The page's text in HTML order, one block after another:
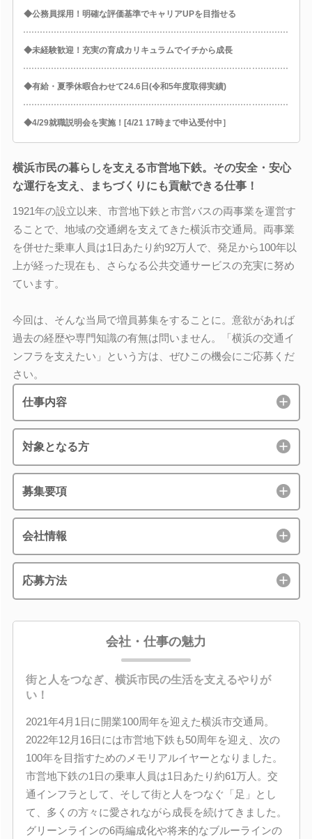
◆公務員採用！明確な評価基準でキャリアUPを目指せる
◆未経験歓迎！充実の育成カリキュラムでイチから成長
◆有給・夏季休暇合わせて24.6日(令和5年度取得実績)
◆4/29就職説明会を実施！[4/21 17時まで申込受付中］
横浜市民の暮らしを支える市営地下鉄。その安全・安心
な運行を支え、まちづくりにも貢献できる仕事！
1921年の設立以来、市営地下鉄と市営バスの両事業を運営す
ることで、地域の交通網を支えてきた横浜市交通局。両事業
を併せた乗車人員は1日あたり約92万人で、発足から100年以
上が経った現在も、さらなる公共交通サービスの充実に努め
ています。
今回は、そんな当局で増員募集をすることに。意欲があれば
過去の経歴や専門知識の有無は問いません。「横浜の交通イ
ンフラを支えたい」という方は、ぜひこの機会にご応募くだ
さい。
仕事内容
対象となる方
募集要項
会社情報
応募方法
会社・仕事の魅力
街と人をつなぎ、横浜市民の生活を支えるやりが
い！
2021年4月1日に開業100周年を迎えた横浜市交通局。
2022年12月16日には市営地下鉄も50周年を迎え、次の
100年を目指すためのメモリアルイヤーとなりました。
市営地下鉄の1日の乗車人員は1日あたり約61万人。交
通インフラとして、そして街と人をつなぐ「足」とし
て、多くの方々に愛されながら成長を続けてきました。
グリーンラインの6両編成化や将来的なブルーラインの